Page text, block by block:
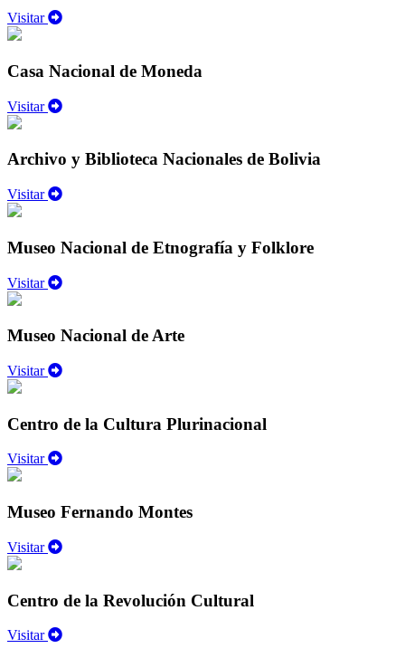
Visitar
Casa Nacional de Moneda
Visitar
Archivo y Biblioteca Nacionales de Bolivia
Visitar
Museo Nacional de Etnografía y Folklore
Visitar
Museo Nacional de Arte
Visitar
Centro de la Cultura Plurinacional
Visitar
Museo Fernando Montes
Visitar
Centro de la Revolución Cultural
Visitar